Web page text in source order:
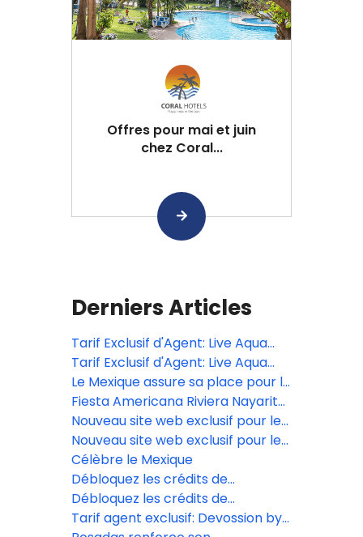
Offres pour mai et juin
chez Coral...
Derniers Articles
Tarif Exclusif d'Agent: Live Aqua
San Miguel de Allende
Tarif Exclusif d'Agent: Live Aqua
San Miguel de Allende
Le Mexique assure sa place pour la
grande finale du Bocuse d’Or 2027
Fiesta Americana Riviera Nayarit
présente le nouveau design de
son restaurant EFISIA
Nouveau site web exclusif pour les
agents de voyages à Posadas
Nouveau site web exclusif pour les
agents de voyages à Posadas
Célèbre le Mexique
Débloquez les crédits de
complexe du Grand Fiesta
Americana Los Cabos
Débloquez les crédits de
complexe du Grand Fiesta
Tarif agent exclusif: Devossion by